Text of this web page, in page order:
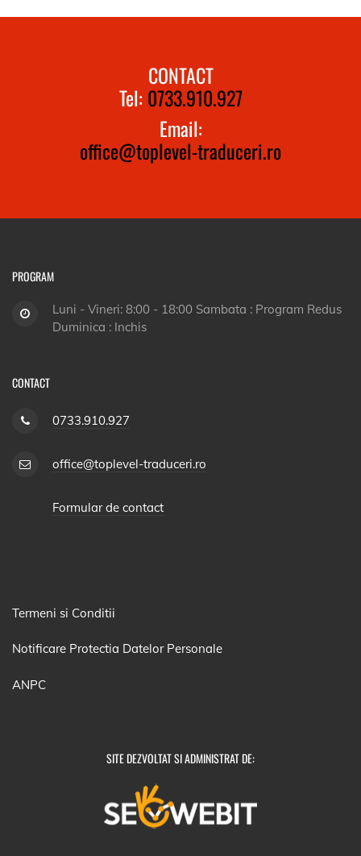
CONTACT
Tel: 0733.910.927
Email:
office@toplevel-traduceri.ro
PROGRAM
Luni - Vineri: 8:00 - 18:00 Sambata : Program Redus
Duminica : Inchis
CONTACT
0733.910.927
office@toplevel-traduceri.ro
Formular de contact
Termeni si Conditii
Notificare Protectia Datelor Personale
ANPC
SITE DEZVOLTAT SI ADMINISTRAT DE: